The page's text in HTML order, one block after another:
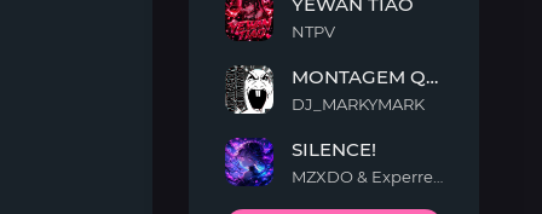
TIAO
NTPV
QUIMENTO
MONTAGEM QUIMENTO
DJ_MARKYMARK
SILENCE!